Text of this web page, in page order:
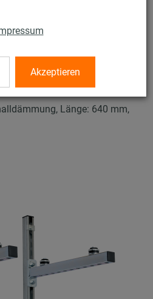
Akzeptieren
Länge: 640 mm,